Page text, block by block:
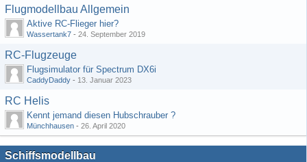
Flugmodellbau Allgemein
Aktive RC-Flieger hier?
Wassertank7 - 24. September 2019
RC-Flugzeuge
Flugsimulator für Spectrum DX6i
CaddyDaddy - 13. Januar 2023
RC Helis
Kennt jemand diesen Hubschrauber ?
Münchhausen - 26. April 2020
Schiffsmodellbau